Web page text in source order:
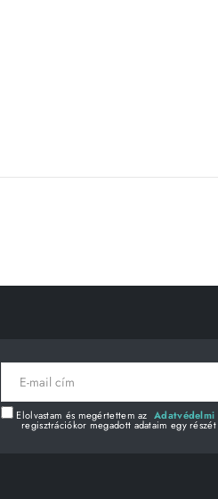
E-
mail
Elolvastam és megértettem az Adatvédelmi
regisztrációkor megadott adataim egy